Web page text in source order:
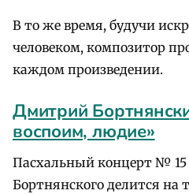
В то же время, будучи
человеком, композитор
каждом произведении.
Дмитрий
воспоим, людие»
Пасхальный концерт №
Бортнянского делится на